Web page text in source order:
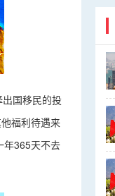
国移民的投
福利待遇来
年365天不去